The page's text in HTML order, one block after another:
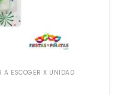
ESCOGER X UNIDAD